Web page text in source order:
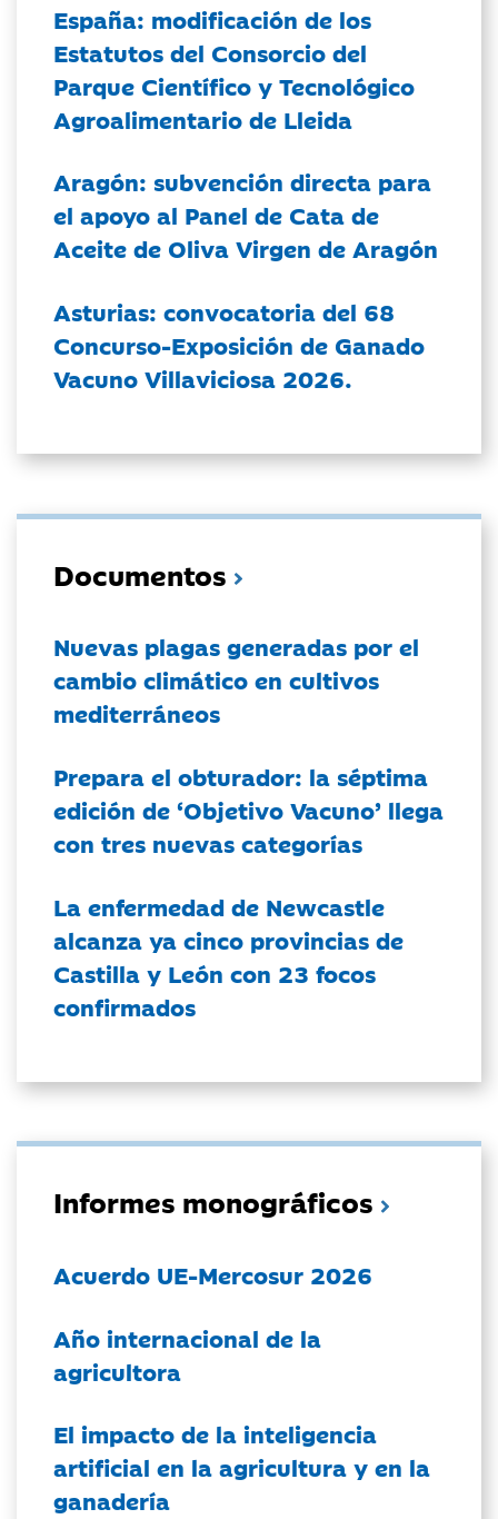
España: modificación de los
Estatutos del Consorcio del
Parque Científico y Tecnológico
Agroalimentario de Lleida
Aragón: subvención directa para
el apoyo al Panel de Cata de
Aceite de Oliva Virgen de Aragón
Asturias: convocatoria del 68
Concurso-Exposición de Ganado
Vacuno Villaviciosa 2026.
Documentos
Nuevas plagas generadas por el
cambio climático en cultivos
mediterráneos
Prepara el obturador: la séptima
edición de ‘Objetivo Vacuno’ llega
con tres nuevas categorías
La enfermedad de Newcastle
alcanza ya cinco provincias de
Castilla y León con 23 focos
confirmados
Informes monográficos
Acuerdo UE-Mercosur 2026
Año internacional de la
agricultora
El impacto de la inteligencia
artificial en la agricultura y en la
ganadería